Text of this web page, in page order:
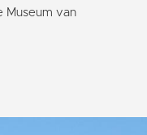
Museum van